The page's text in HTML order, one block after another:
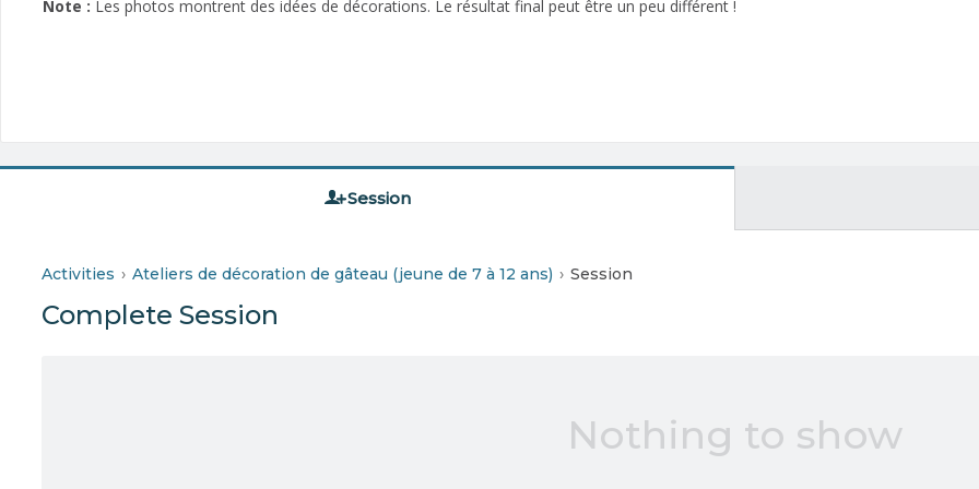
Note : Les photos montrent des idées de décorations. Le résultat final peut être un peu différent !
Session
Activities Ateliers de décoration de gâteau (jeune de 7 à 12 ans) Session
Complete Session
Nothing to show